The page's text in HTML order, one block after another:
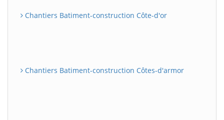
Chantiers Batiment-construction Côte-d'or
Chantiers Batiment-construction Côtes-d'armor